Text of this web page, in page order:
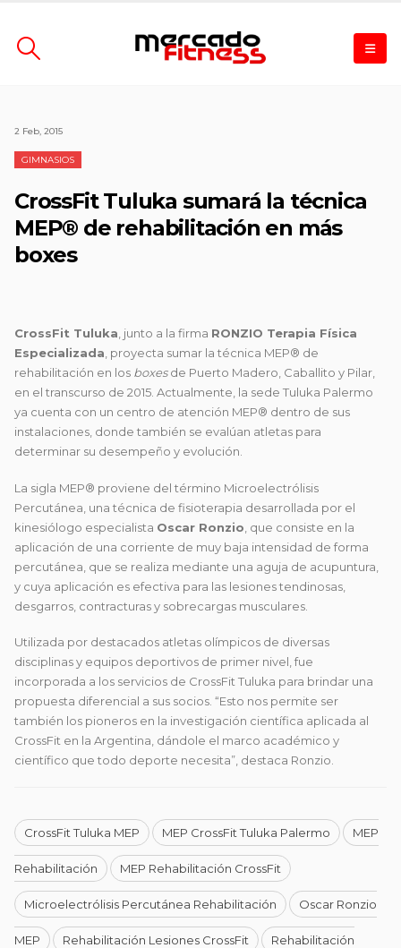
2 Feb, 2015
GIMNASIOS
CrossFit Tuluka sumará la técnica
MEP® de rehabilitación en más
boxes
CrossFit Tuluka , junto a la firma RONZIO Terapia Física
Especializada , proyecta sumar la técnica MEP® de
rehabilitación en los boxesde Puerto Madero, Caballito y Pilar,
en el transcurso de 2015. Actualmente, la sede Tuluka Palermo
ya cuenta con un centro de atención MEP® dentro de sus
instalaciones, donde también se evalúan atletas para
determinar su desempeño y evolución.
La sigla MEP® proviene del término Microelectrólisis
Percutánea, una técnica de fisioterapia desarrollada por el
kinesiólogo especialista Oscar Ronzio , que consiste en la
aplicación de una corriente de muy baja intensidad de forma
percutánea, que se realiza mediante una aguja de acupuntura,
y cuya aplicación es efectiva para las lesiones tendinosas,
desgarros, contracturas y sobrecargas musculares.
Utilizada por destacados atletas olímpicos de diversas
disciplinas y equipos deportivos de primer nivel, fue
incorporada a los servicios de CrossFit Tuluka para brindar una
propuesta diferencial a sus socios. “Esto nos permite ser
también los pioneros en la investigación científica aplicada al
CrossFit en la Argentina, dándole el marco académico y
científico que todo deporte necesita”, destaca Ronzio.
CrossFit Tuluka MEP MEP CrossFit Tuluka Palermo MEP
Rehabilitación MEP Rehabilitación CrossFit
Microelectrólisis Percutánea Rehabilitación Oscar Ronzio
MEP Rehabilitación Lesiones CrossFit Rehabilitación